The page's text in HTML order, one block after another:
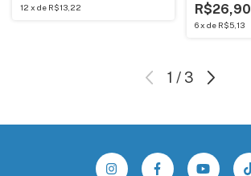
12 x de R$13,22 R$26,90
6 x de R$5,13
1 / 3